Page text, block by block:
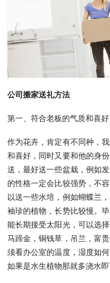
公司搬家送礼方法
第一、符合老板的气质和喜好
作为花卉，肯定有不同种，
和喜好，同时又要和他的身
送，最好送一些盆栽，例如
的性格一定会比较强势，不
以送一些水培，例如蝴蝶兰
袖珍的植物，长势比较慢。
能长期接受太阳光，可以选
马蹄金，铜钱草，吊兰，富
须看办公室的温度，湿度如
如果是水生植物那就多浇水即